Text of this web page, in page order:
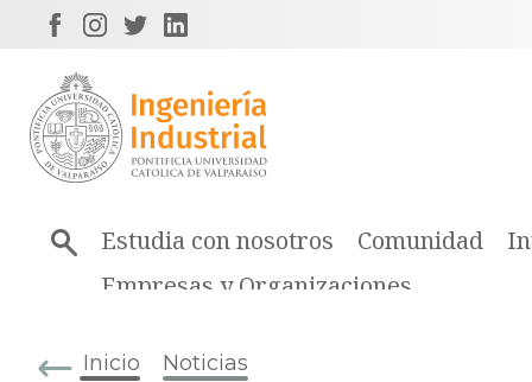
Estudia con nosotros Comunidad
Empresas y Organizaciones
Inicio Noticias